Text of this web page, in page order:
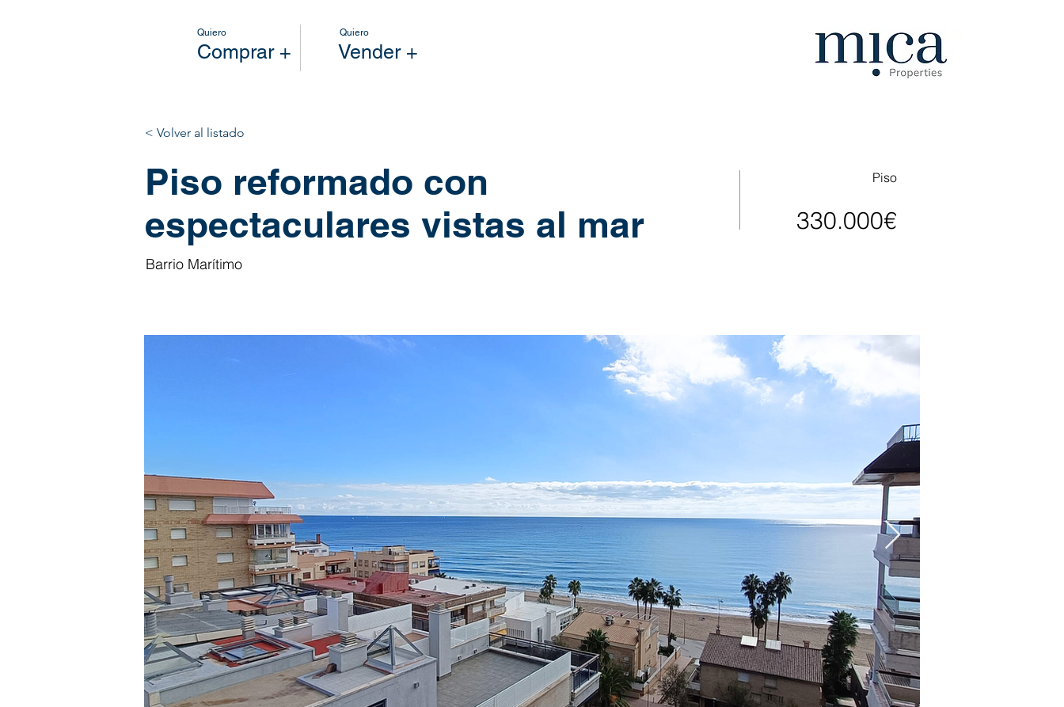
Quiero
Comprar +
Quiero
Vender +
< Volver al listado
Piso reformado con
espectaculares vistas al mar
Barrio Marítimo
Piso
330.000€